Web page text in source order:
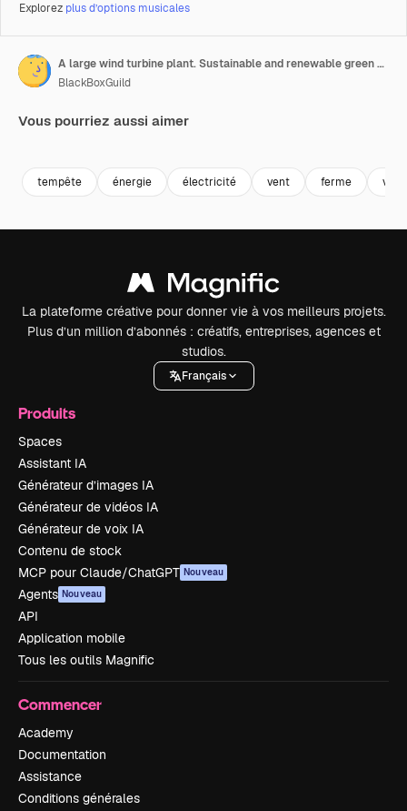
Explorez plus d’options musicales
A large wind turbine plant. Sustainable and renewable green energy from the wind. Turbines arranged on a mountain plateau. Windy weather before the storm.
BlackBoxGuild
Vous pourriez aussi aimer
tempête énergie électricité vent ferme vert
La plateforme créative pour donner vie à vos meilleurs projets.
Plus d’un million d’abonnés : créatifs, entreprises, agences et
studios.
Français
Produits
Spaces
Assistant IA
Générateur d’images IA
Générateur de vidéos IA
Générateur de voix IA
Contenu de stock
MCP pour Claude/ChatGPT Nouveau
Agents Nouveau
API
Application mobile
Tous les outils Magnific
Commencer
Academy
Documentation
Assistance
Conditions générales